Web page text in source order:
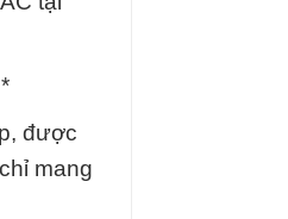
được
mang